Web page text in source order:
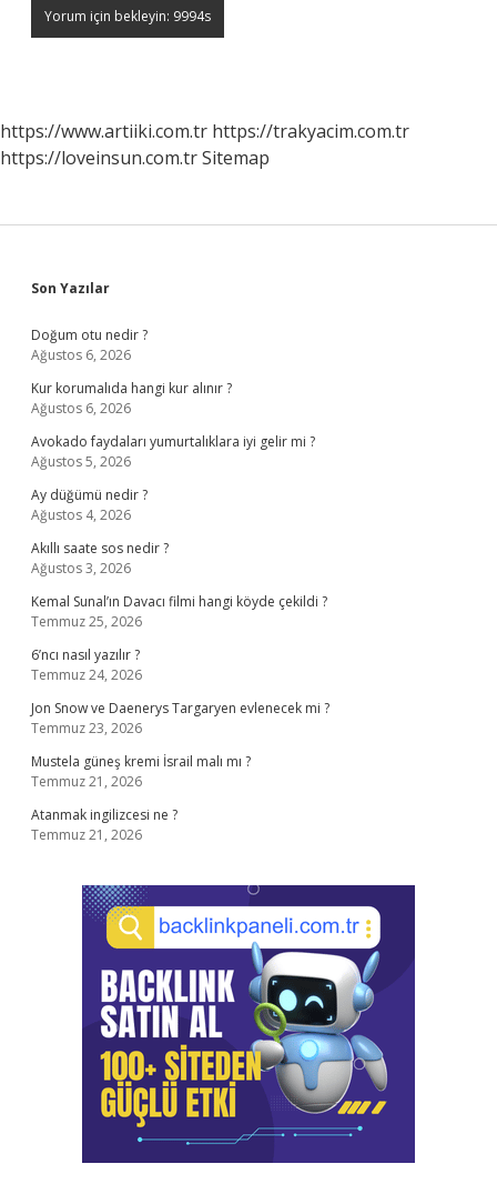
https://www.artiiki.com.tr https://trakyacim.com.tr
https://loveinsun.com.trSitemap
Sidebar
Son Yazılar
Doğum otu nedir ?
Ağustos 6, 2026
Kur korumalıda hangi kur alınır ?
Ağustos 6, 2026
Avokado faydaları yumurtalıklara iyi gelir mi ?
Ağustos 5, 2026
Ay düğümü nedir ?
Ağustos 4, 2026
Akıllı saate sos nedir ?
Ağustos 3, 2026
Kemal Sunal’ın Davacı filmi hangi köyde çekildi ?
Temmuz 25, 2026
6’ncı nasıl yazılır ?
Temmuz 24, 2026
Jon Snow ve Daenerys Targaryen evlenecek mi ?
Temmuz 23, 2026
Mustela güneş kremi İsrail malı mı ?
Temmuz 21, 2026
Atanmak ingilizcesi ne ?
Temmuz 21, 2026